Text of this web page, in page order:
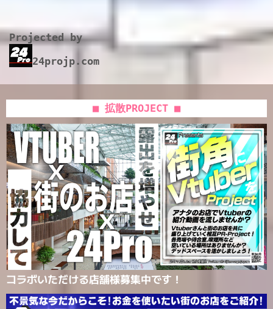
Projected by
24projp.com
■ 拡散PROJECT ■
コラボいただける店舗様募集中です！